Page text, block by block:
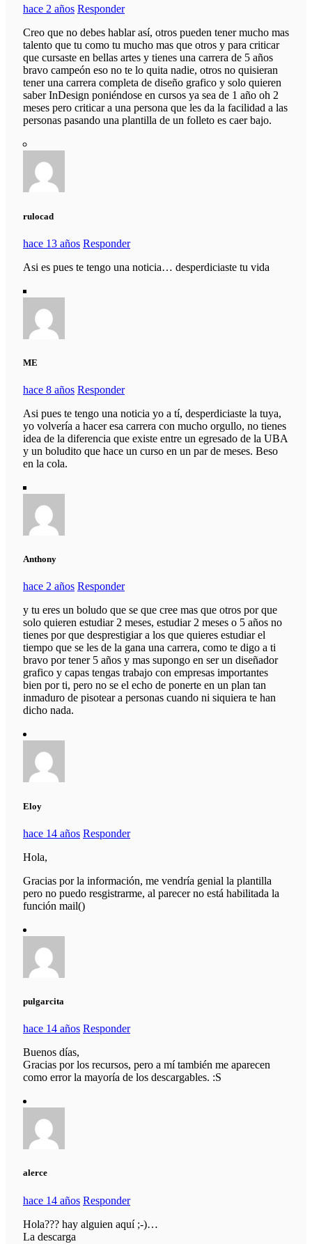
hace 2 años Responder
Creo que no debes hablar así, otros pueden tener mucho mas
talento que tu como tu mucho mas que otros y para criticar
que cursaste en bellas artes y tienes una carrera de 5 años
bravo campeón eso no te lo quita nadie, otros no quisieran
tener una carrera completa de diseño grafico y solo quieren
saber InDesign poniéndose en cursos ya sea de 1 año oh 2
meses pero criticar a una persona que les da la facilidad a las
personas pasando una plantilla de un folleto es caer bajo.
rulocad
hace 13 años Responder
Asi es pues te tengo una noticia… desperdiciaste tu vida
ME
hace 8 años Responder
Asi pues te tengo una noticia yo a tí, desperdiciaste la tuya,
yo volvería a hacer esa carrera con mucho orgullo, no tienes
idea de la diferencia que existe entre un egresado de la UBA
y un boludito que hace un curso en un par de meses. Beso
en la cola.
Anthony
hace 2 años Responder
y tu eres un boludo que se que cree mas que otros por que
solo quieren estudiar 2 meses, estudiar 2 meses o 5 años no
tienes por que desprestigiar a los que quieres estudiar el
tiempo que se les de la gana una carrera, como te digo a ti
bravo por tener 5 años y mas supongo en ser un diseñador
grafico y capas tengas trabajo con empresas importantes
bien por ti, pero no se el echo de ponerte en un plan tan
inmaduro de pisotear a personas cuando ni siquiera te han
dicho nada.
Eloy
hace 14 años Responder
Hola,
Gracias por la información, me vendría genial la plantilla
pero no puedo resgistrarme, al parecer no está habilitada la
función mail()
pulgarcita
hace 14 años Responder
Buenos días,
Gracias por los recursos, pero a mí también me aparecen
como error la mayoría de los descargables. :S
alerce
hace 14 años Responder
Hola??? hay alguien aquí ;-)…
La descarga